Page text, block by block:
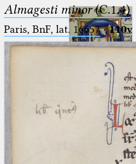
Ptolemaeus
Arabus et Latinus
(the underscore) is the placeholder
🔎︎
Start
Almagesti minor(C.1.4)
Paris, BnF, lat. 16657·110v